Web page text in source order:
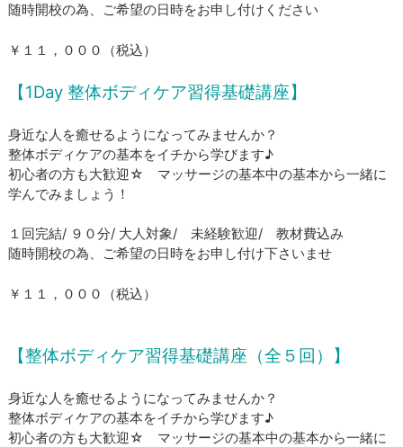
​随時開校の為、ご希望の日時をお申し付けください
​￥１１，０００（税込）
【1Day 整体ボディケア習得基礎講座】
身近な人を癒せるようになってみませんか？
整体ボディケアの基本をイチから学びます♪
初心者の方も大歓迎☆ マッサージの基本中の基本から一緒に
学んでみましょう！
１回完結/ ９０分/ 大人対象/ 未経験歓迎/ 教材費込み
​随時開校の為、ご希望の日時をお申し付け下さいませ
​￥１１，０００（税込）
【整体ボディケア習得基礎講座（全５回）】
身近な人を癒せるようになってみませんか？
整体ボディケアの基本をイチから学びます♪
初心者の方も大歓迎☆ マッサージの基本中の基本から一緒に